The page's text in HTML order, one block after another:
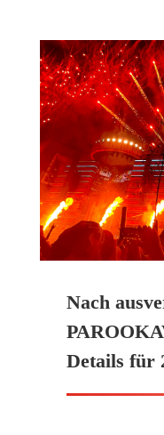
Nach
Details für